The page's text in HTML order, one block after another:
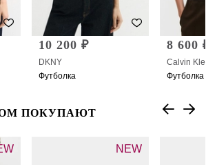
10 200 ₽
DKNY
Футболка
8 600
Calvin
Футболка
ПОКУПАЮТ
NEW